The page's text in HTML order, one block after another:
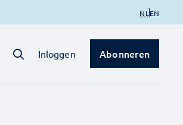
NL EN
Inloggen Abonneren